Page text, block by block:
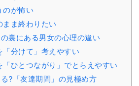
のが怖い
まま終わりたい
裏にある男女の心理の違い
「分けて」考えやすい
「ひとつながり」でとらえやすい
?「友達期間」の見極め方